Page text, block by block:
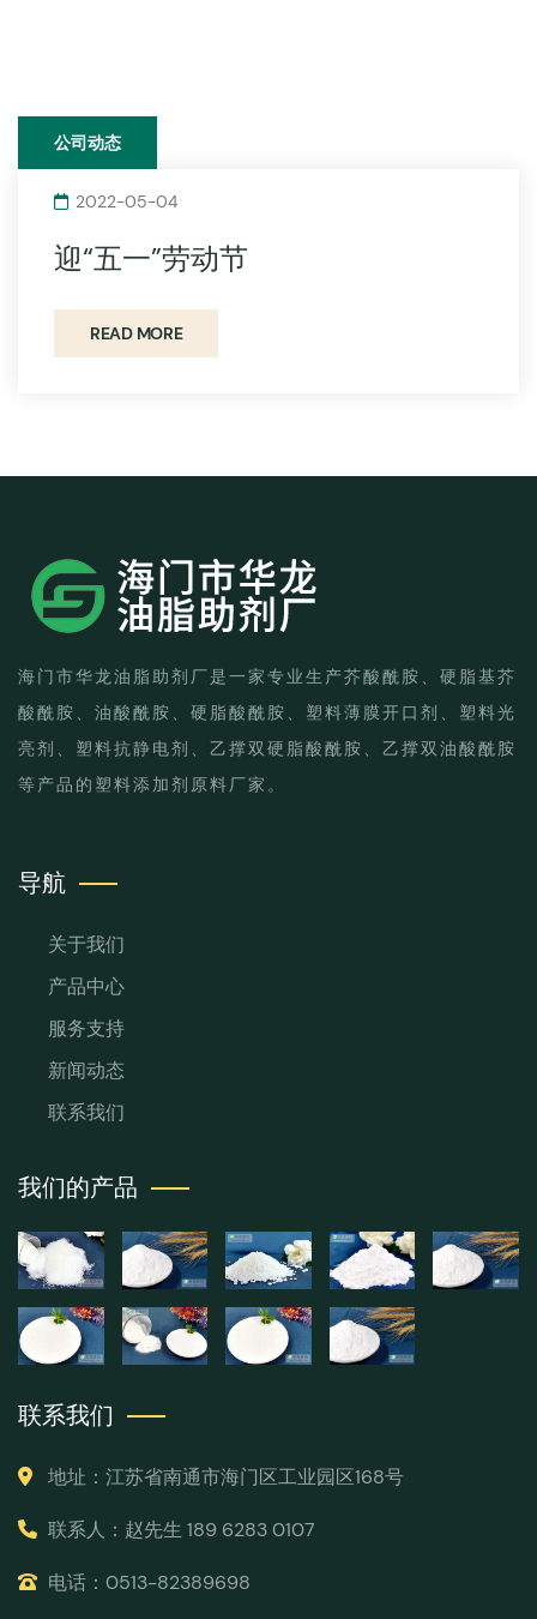
公司动态
2022-05-04
迎“五一”劳动节
READ MORE
海门市华龙油脂助剂厂是一家专业生产芥酸酰胺、硬脂基芥
酸酰胺、油酸酰胺、硬脂酸酰胺、塑料薄膜开口剂、塑料光
亮剂、塑料抗静电剂、乙撑双硬脂酸酰胺、乙撑双油酸酰胺
等产品的塑料添加剂原料厂家。
导航
关于我们
产品中心
服务支持
新闻动态
联系我们
我们的产品
联系我们
地址：江苏省南通市海门区工业园区168号
联系人：赵先生 189 6283 0107
电话：0513-82389698